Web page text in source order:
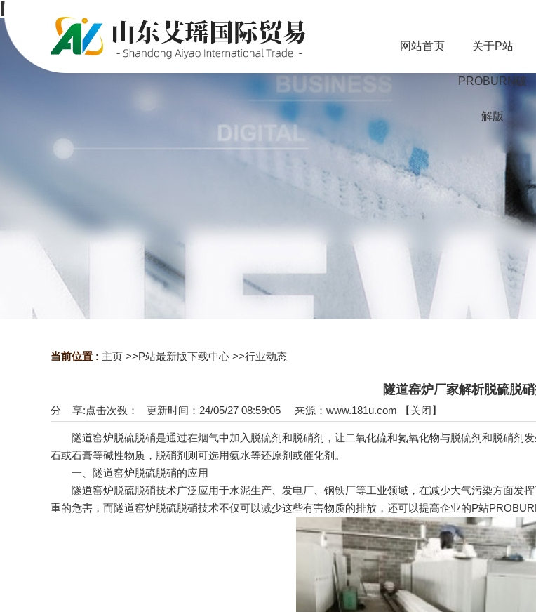
P站PROBURN破解版,P站PROBURN手机网页版,P站最
网站首页 关于P站
PROBURN破
解版
当前位置 : 主页 >>P站最新版下载中心 >>行业动态
隧道窑炉厂家解析脱硫脱
点击次数： 更新时间：24/05/27 08:59:05 来源： www.181u.com 【关闭】
分 享:
隧道窑炉脱硫脱硝是通过在烟气中加入脱硫剂和脱硝剂，让二氧化硫和氮氧化物与脱硫剂和脱硝剂
石或石膏等碱性物质，脱硝剂则可选用氨水等还原剂或催化剂。
一、隧道窑炉脱硫脱硝的应用
隧道窑炉脱硫脱硝技术广泛应用于水泥生产、发电厂、钢铁厂等工业领域，在减少大气污染方面发
重的危害，而隧道窑炉脱硫脱硝技术不仅可以减少这些有害物质的排放，还可以提高企业的P站